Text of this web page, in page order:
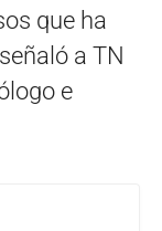
que ha
a TN
e